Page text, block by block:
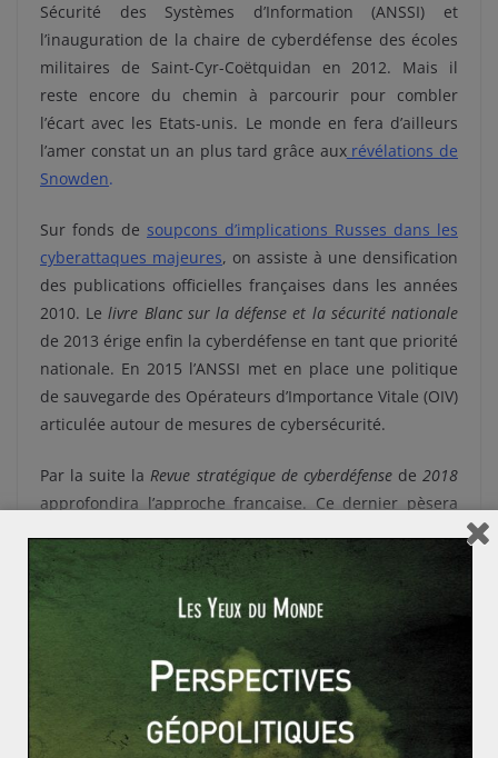
Sécurité des Systèmes d’Information (ANSSI) et
l’inauguration de la chaire de cyberdéfense des écoles
militaires de Saint-Cyr-Coëtquidan en 2012. Mais il
reste encore du chemin à parcourir pour combler
l’écart avec les Etats-unis. Le monde en fera d’ailleurs
l’amer constat un an plus tard grâce auxrévélations de
Snowden.
Sur fonds de soupcons d’implications Russes dans les
cyberattaques majeures, on assiste à une densification
des publications officielles françaises dans les années
2010. Le livre Blanc sur la défense et la sécurité nationale
de 2013 érige enfin la cyberdéfense en tant que priorité
nationale. En 2015 l’ANSSI met en place une politique
de sauvegarde des Opérateurs d’Importance Vitale (OIV)
articulée autour de mesures de cybersécurité.
Par la suite la Revue stratégique de cyberdéfense de 2018
approfondira l’approche française. Ce dernier pèsera
programmation militaire 2019-2025, qui vise
l’intensification de l’engagement français dans le
cyberespace. Elle prévoit pour cela une augmentation
significative du budget et des effectifs français pour la
ses infrastructures numériquesest donc devenu
le credo d’une France qui a pris conscience des enjeux